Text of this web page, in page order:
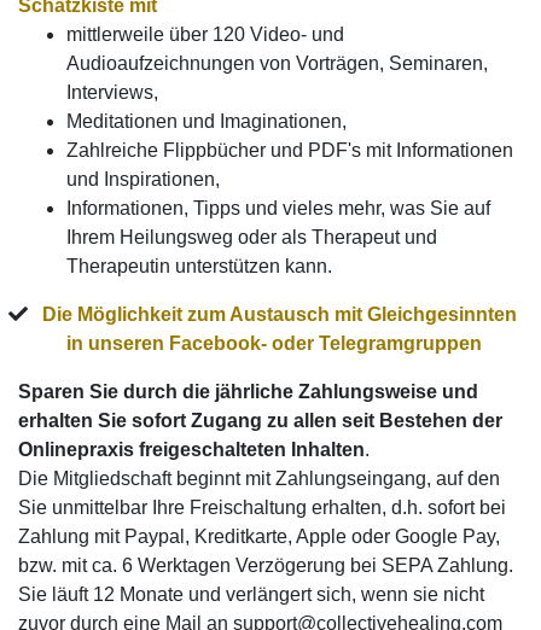
Schatzkiste mit
mittlerweile über 120 Video- und
Audioaufzeichnungen von Vorträgen, Seminaren,
Interviews,
Meditationen und Imaginationen,
Zahlreiche Flippbücher und PDF's mit Informationen
und Inspirationen,
Informationen, Tipps und vieles mehr, was Sie auf
Ihrem Heilungsweg oder als Therapeut und
Therapeutin unterstützen kann.
Die Möglichkeit zumAustausch mit Gleichgesinnten
in unseren Facebook- oder Telegramgruppen
Sparen Sie durch die jährliche Zahlungsweise und
erhalten Sie sofort Zugang zu allen seit Bestehen der
Onlinepraxis freigeschalteten Inhalten.
Die Mitgliedschaft beginnt mit Zahlungseingang, auf den
Sie unmittelbar Ihre Freischaltung erhalten, d.h. sofort bei
Zahlung mit Paypal, Kreditkarte, Apple oder Google Pay,
bzw. mit ca. 6 Werktagen Verzögerung bei SEPA Zahlung.
Sie läuft 12 Monate und verlängert sich, wenn sie nicht
zuvor durch eine Mail an support@collectivehealing.com